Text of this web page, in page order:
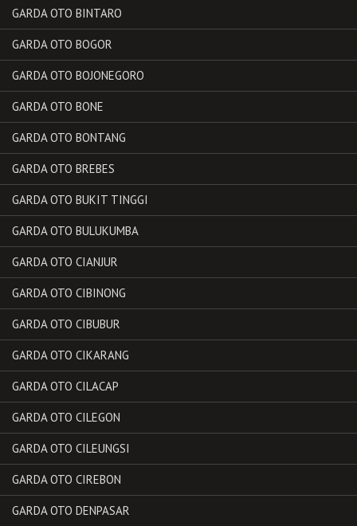
GARDA OTO BINTARO
GARDA OTO BOGOR
GARDA OTO BOJONEGORO
GARDA OTO BONE
GARDA OTO BONTANG
GARDA OTO BREBES
GARDA OTO BUKIT TINGGI
GARDA OTO BULUKUMBA
GARDA OTO CIANJUR
GARDA OTO CIBINONG
GARDA OTO CIBUBUR
GARDA OTO CIKARANG
GARDA OTO CILACAP
GARDA OTO CILEGON
GARDA OTO CILEUNGSI
GARDA OTO CIREBON
GARDA OTO DENPASAR